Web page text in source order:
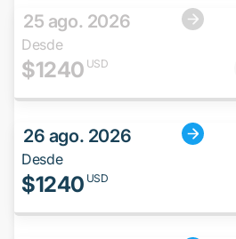
25 ago. 2026
Desde
$1240 USD
26 ago. 2026
Desde
$1240 USD